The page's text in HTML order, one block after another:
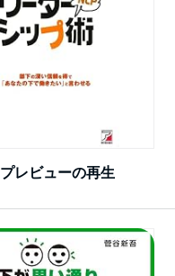
プレビューの再生